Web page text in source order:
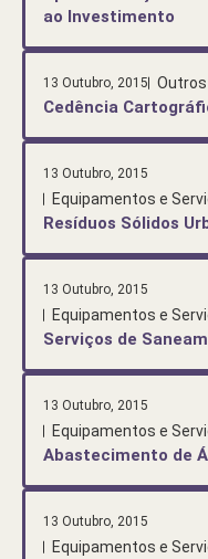
ao Investimento
13 Outubro, 2015 Outros
Cedência
13 Outubro, 2015
Equipamentos e
Resíduos Sólidos
13 Outubro, 2015
Equipamentos e
Serviços de
13 Outubro, 2015
Equipamentos e
Abastecimento de
13 Outubro, 2015
Equipamentos e